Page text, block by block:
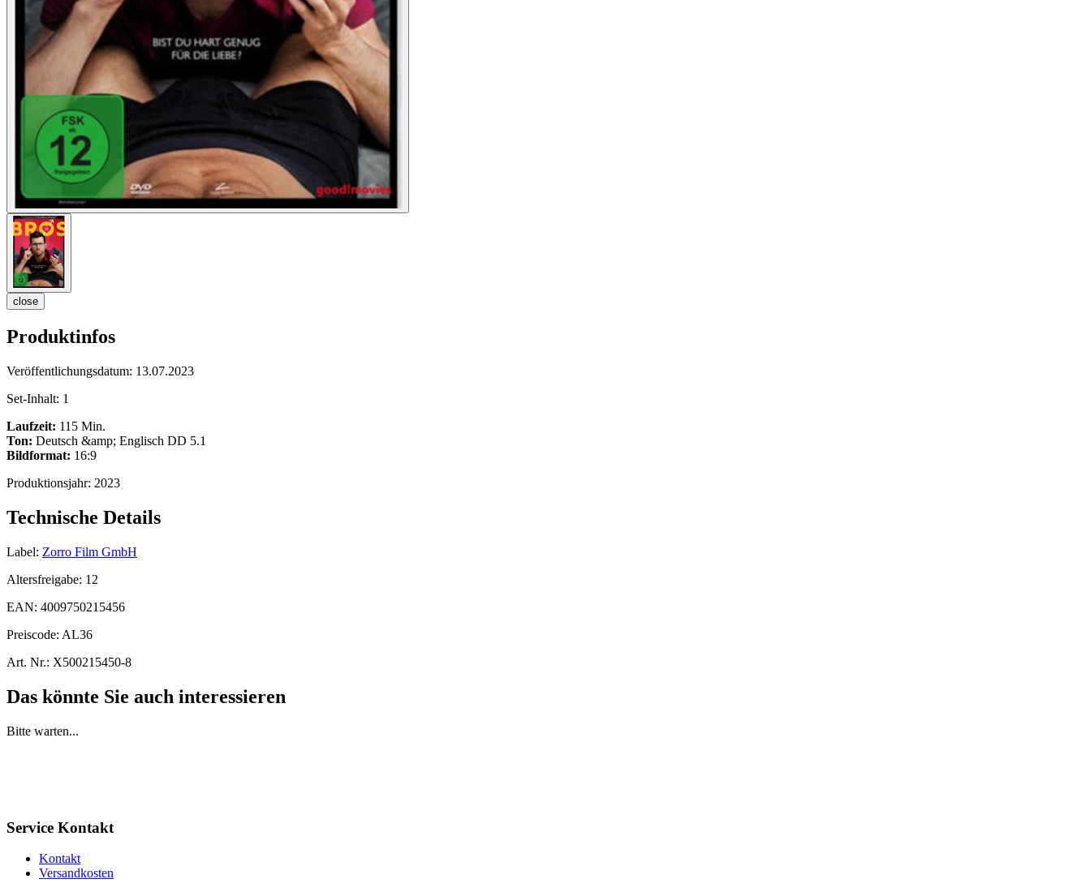
close
Produktinfos
Veröffentlichungsdatum: 13.07.2023
Set-Inhalt: 1
Laufzeit: 115 Min.
Ton: Deutsch &amp; Englisch DD 5.1
Bildformat: 16:9
Produktionsjahr: 2023
Technische Details
Label: Zorro Film GmbH
Altersfreigabe: 12
EAN: 4009750215456
Preiscode: AL36
Art. Nr.: X500215450-8
Das könnte Sie auch interessieren
Bitte warten...
Service Kontakt
Kontakt
Versandkosten